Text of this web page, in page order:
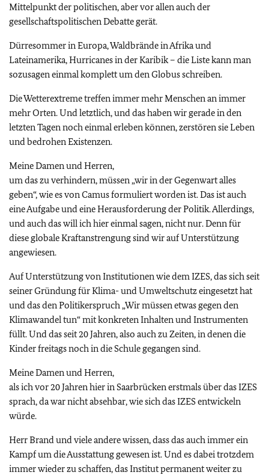
Mittelpunkt der politischen, aber vor allen auch der
gesellschaftspolitischen Debatte gerät.
Dürresommer in Europa, Waldbrände in Afrika und
Lateinamerika, Hurricanes in der Karibik – die Liste kann man
sozusagen einmal komplett um den Globus schreiben.
Die Wetterextreme treffen immer mehr Menschen an immer
mehr Orten. Und letztlich, und das haben wir gerade in den
letzten Tagen noch einmal erleben können, zerstören sie Leben
und bedrohen Existenzen.
Meine Damen und Herren,
um das zu verhindern, müssen „wir in der Gegenwart alles
geben“, wie es von Camus formuliert worden ist. Das ist auch
eine Aufgabe und eine Herausforderung der Politik. Allerdings,
und auch das will ich hier einmal sagen, nicht nur. Denn für
diese globale Kraftanstrengung sind wir auf Unterstützung
angewiesen.
Auf Unterstützung von Institutionen wie dem IZES, das sich seit
seiner Gründung für Klima- und Umweltschutz eingesetzt hat
und das den Politikerspruch „Wir müssen etwas gegen den
Klimawandel tun“ mit konkreten Inhalten und Instrumenten
füllt. Und das seit 20 Jahren, also auch zu Zeiten, in denen die
Kinder freitags noch in die Schule gegangen sind.
Meine Damen und Herren,
als ich vor 20 Jahren hier in Saarbrücken erstmals über das IZES
sprach, da war nicht absehbar, wie sich das IZES entwickeln
würde.
Herr Brand und viele andere wissen, dass das auch immer ein
Kampf um die Ausstattung gewesen ist. Und es dabei trotzdem
immer wieder zu schaffen, das Institut permanent weiter zu